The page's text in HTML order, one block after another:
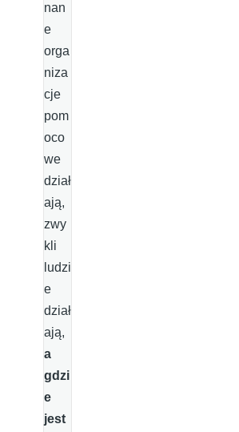
nan
e
orga
niza
cje
pom
oco
we
dział
ają,
zwy
kli
ludzi
e
dział
ają,
a
gdzi
e
jest